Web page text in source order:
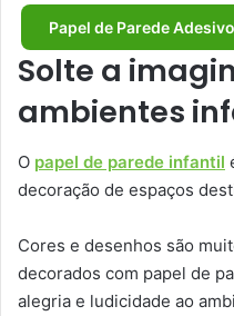
Papel de Parede
Solte a
ambientes
O papel de parede infantil
decoração de espaços
Cores e desenhos são
decorados com papel de
alegria e ludicidade ao